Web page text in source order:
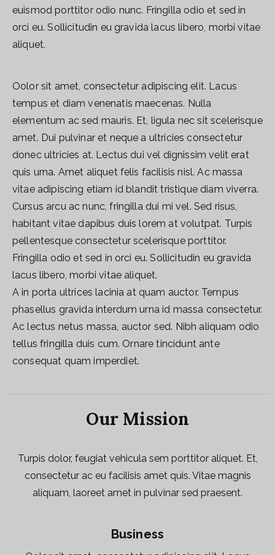
euismod porttitor odio nunc. Fringilla odio et sed in
orci eu. Sollicitudin eu gravida lacus libero, morbi vitae
aliquet.
Oolor sit amet, consectetur adipiscing elit. Lacus
tempus et diam venenatis maecenas. Nulla
elementum ac sed mauris. Et, ligula nec sit scelerisque
amet. Dui pulvinar et neque a ultricies consectetur
donec ultricies at. Lectus dui vel dignissim velit erat
quis urna. Amet aliquet felis facilisis nisl. Ac massa
vitae adipiscing etiam id blandit tristique diam viverra.
Cursus arcu ac nunc, fringilla dui mi vel. Sed risus,
habitant vitae dapibus duis lorem at volutpat. Turpis
pellentesque consectetur scelerisque porttitor.
Fringilla odio et sed in orci eu. Sollicitudin eu gravida
lacus libero, morbi vitae aliquet.
A in porta ultrices lacinia at quam auctor. Tempus
phasellus gravida interdum urna id massa consectetur.
Ac lectus netus massa, auctor sed. Nibh aliquam odio
tellus fringilla duis cum. Ornare tincidunt ante
consequat quam imperdiet.
Our Mission
Turpis dolor, feugiat vehicula sem porttitor aliquet. Et,
consectetur ac eu facilisis amet quis. Vitae magnis
aliquam, laoreet amet in pulvinar sed praesent.
Business